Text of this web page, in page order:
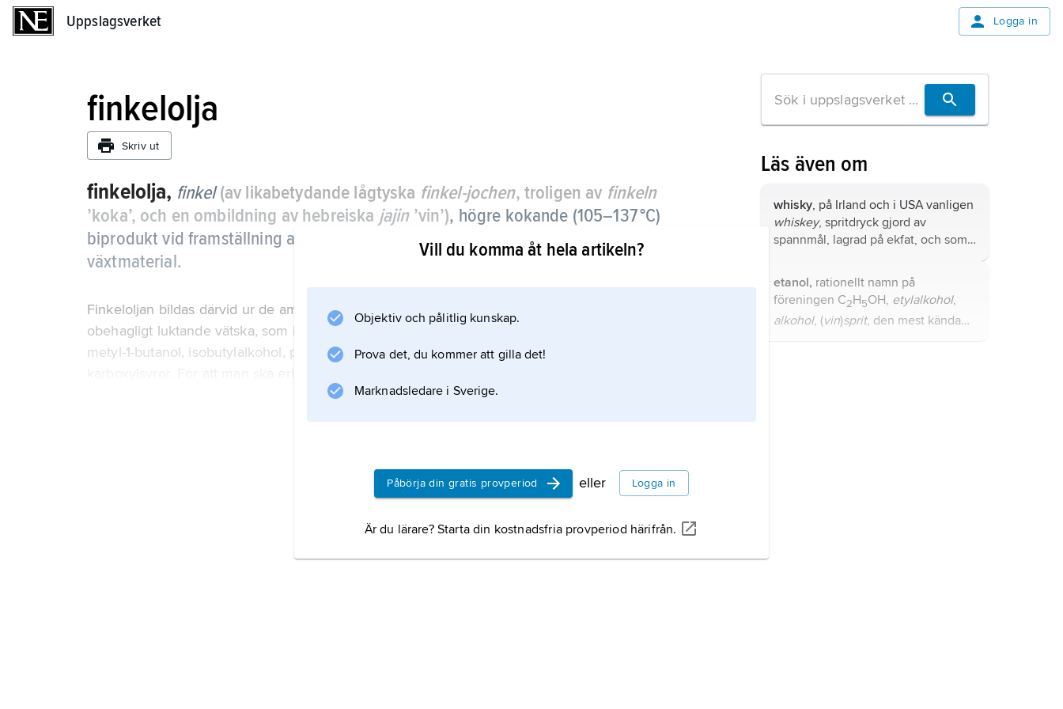
Uppslagsverket Logga in
finkelolja
Skriv ut
finkelolja, finkel (av likabetydande lågtyska finkel-jochen, troligen av finkeln
’koka’, och en ombildning av hebreiska jajin’vin’), högre kokande (105–137 °C)
biprodukt vid framställning av etanol genom jäsning av kolhydrathaltiga
växtmaterial.
Finkeloljan bildas därvid ur de aminosyror som ingår i växtproteinerna. Finkelolja är en
obehagligt luktande vätska, som i huvudsak består av högre alkoholer (isoamylalkohol, 2-
metyl-1-butanol, isobutylalkohol, propylalkohol) samt små mängder estrar, aldehyder och
Vill du komma åt hela artikeln?
Objektiv och pålitlig kunskap.
Prova det, du kommer att gilla det!
Marknadsledare i Sverige.
Påbörja din gratis provperiod eller Logga in
Är du lärare? Starta din kostnadsfria provperiod härifrån.
Läs även om
whisky, på Irland och i USA vanligen
whiskey, spritdryck gjord av
spannmål, lagrad på ekfat, och som
Skottland och Irland.
etanol, rationellt namn på
föreningen C2H5OH, etylalkohol,
alkohol, (vin)sprit, den mest kända